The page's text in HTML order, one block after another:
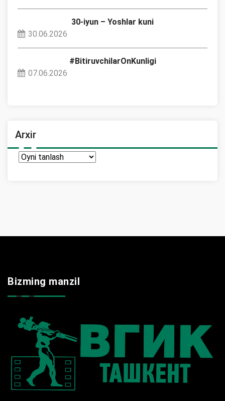
30-iyun – Yoshlar kuni
30.06.2026
#BitiruvchilarOnKunligi
07.06.2026
Arxir
Arxir
Bizming manzil